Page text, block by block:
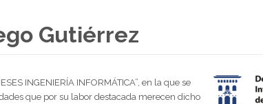
Gutiérrez
INGENIERÍA INFORMÁTICA”, en la que se
que por su labor destacada merecen dicho